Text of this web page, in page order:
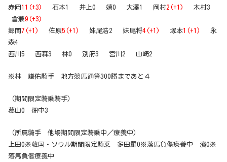
赤岡 11(+3) 石本1 井上0 嬉0 大澤1 岡村2(+1)
木村3
倉兼9(+3)
郷間 7(+1) 佐原5(+1) 妹尾浩2 妹尾将4(+1) 塚本1(+1)
永
森4
西川5 西森3 林0 別府3 宮川2 山崎2
※林 謙佑騎手 地方競馬通算300勝まであと４
（期間限定騎乗騎手）
葛山0 畑中3
（所属騎手 他場期間限定騎乗中／療養中）
上田0※韓国・ソウル期間限定騎乗 多田羅0※落馬負傷療養中 濱0※
落馬負傷療養中